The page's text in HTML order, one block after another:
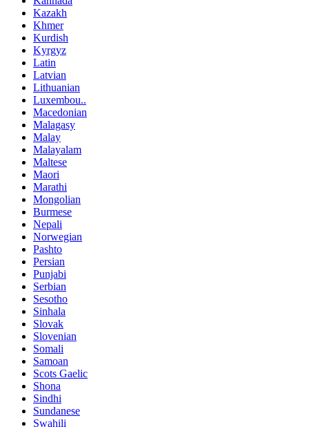
Kazakh
Khmer
Kurdish
Kyrgyz
Latin
Latvian
Lithuanian
Luxembou..
Macedonian
Malagasy
Malay
Malayalam
Maltese
Maori
Marathi
Mongolian
Burmese
Nepali
Norwegian
Pashto
Persian
Punjabi
Serbian
Sesotho
Sinhala
Slovak
Slovenian
Somali
Samoan
Scots Gaelic
Shona
Sindhi
Sundanese
Swahili